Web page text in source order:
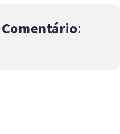
Comentário: